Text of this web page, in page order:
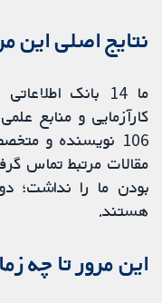
نتایج اصلی این
ما 14 بانک
کارآزمایی و منابع
106 نویسنده و
مقالات مرتبط تماس
بودن ما را نداشت؛
هستند.
این مرور تا چه